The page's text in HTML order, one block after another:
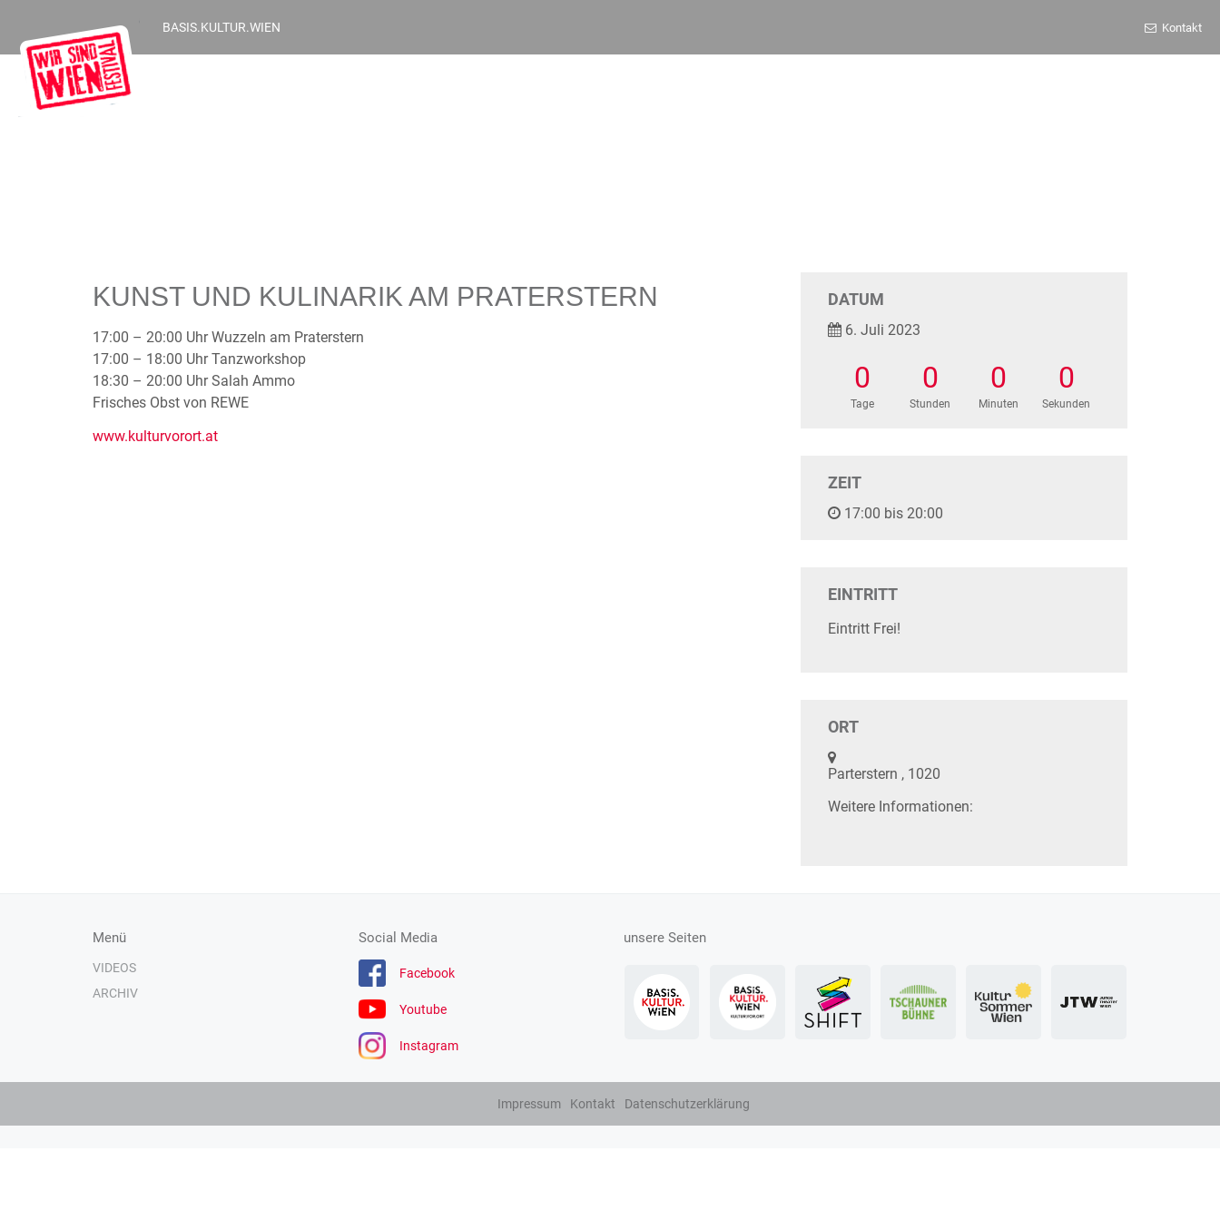
BASIS.KULTUR.WIEN Kontakt
KUNST UND KULINARIK AM PRATERSTERN
17:00 – 20:00 Uhr Wuzzeln am Praterstern
17:00 – 18:00 Uhr Tanzworkshop
18:30 – 20:00 Uhr Salah Ammo
Frisches Obst von REWE
www.kulturvorort.at
DATUM
6. Juli 2023
0
Tage
0
Stunden
0
Minuten
0
Sekunden
ZEIT
17:00 bis 20:00
EINTRITT
Eintritt Frei!
ORT
Parterstern , 1020
Weitere Informationen:
Menü
VIDEOS
ARCHIV
Social Media
Facebook
Youtube
Instagram
unsere Seiten
Impressum Kontakt Datenschutzerklärung